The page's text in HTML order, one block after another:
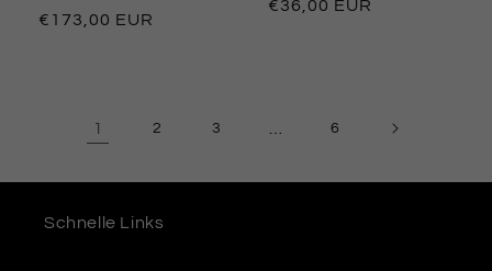
Normaler
€173,00 EUR
Normaler
€36,00 EUR
1 2 3 6
Schnelle Links